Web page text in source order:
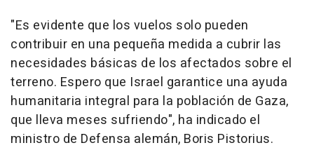
"Es evidente que los vuelos solo pueden
contribuir en una pequeña medida a cubrir las
necesidades básicas de los afectados sobre el
terreno. Espero que Israel garantice una ayuda
humanitaria integral para la población de Gaza,
que lleva meses sufriendo", ha indicado el
ministro de Defensa alemán, Boris Pistorius.